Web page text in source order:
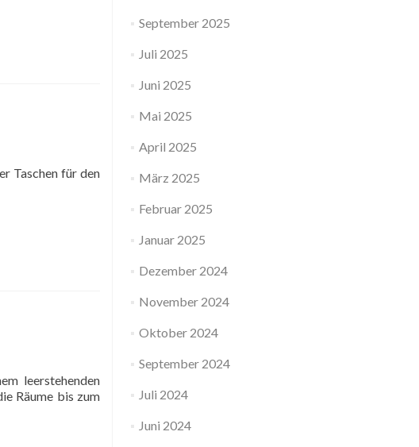
Taschen für den
leerstehenden
Räume bis zum
September 2025
Juli 2025
Juni 2025
Mai 2025
April 2025
März 2025
Februar 2025
Januar 2025
Dezember 2024
November 2024
Oktober 2024
September 2024
Juli 2024
Juni 2024